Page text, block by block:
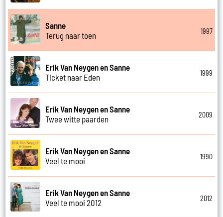
Sanne
Terug naar toen
1997
Erik Van Neygen en Sanne
Ticket naar Eden
1999
Erik Van Neygen en Sanne
Twee witte paarden
2009
Erik Van Neygen en Sanne
Veel te mooi
1990
Erik Van Neygen en Sanne
Veel te mooi 2012
2012